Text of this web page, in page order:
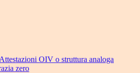
Attestazioni OIV o struttura analoga
zero